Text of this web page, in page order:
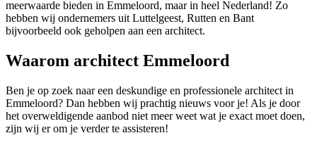
meerwaarde bieden in Emmeloord, maar in heel Nederland! Zo
hebben wij ondernemers uit Luttelgeest, Rutten en Bant
bijvoorbeeld ook geholpen aan een architect.
Waarom architect Emmeloord
Ben je op zoek naar een deskundige en professionele architect in
Emmeloord? Dan hebben wij prachtig nieuws voor je! Als je door
het overweldigende aanbod niet meer weet wat je exact moet doen,
zijn wij er om je verder te assisteren!